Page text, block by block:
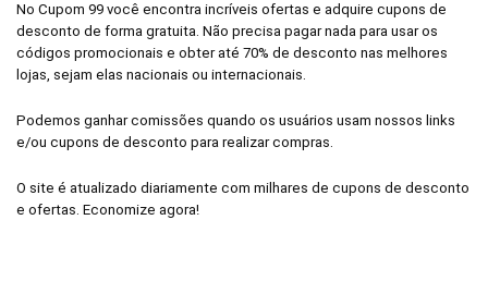
No Cupom 99 você encontra incríveis ofertas e adquire cupons de
desconto de forma gratuita. Não precisa pagar nada para usar os
códigos promocionais e obter até 70% de desconto nas melhores
lojas, sejam elas nacionais ou internacionais.
Podemos ganhar comissões quando os usuários usam nossos links
e/ou cupons de desconto para realizar compras.
O site é atualizado diariamente com milhares de cupons de desconto
e ofertas. Economize agora!